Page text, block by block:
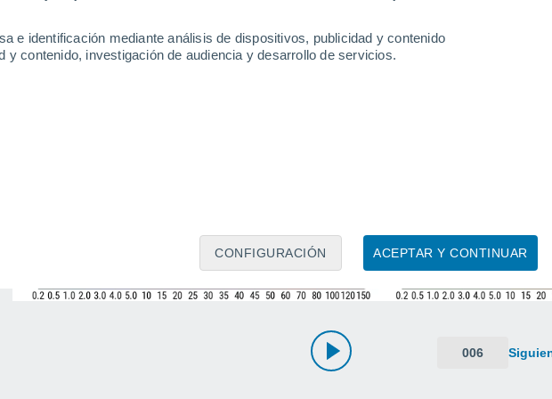
e identificación mediante análisis de dispositivos, publicidad y contenido
y contenido, investigación de audiencia y desarrollo de servicios.
ACEPTAR Y CONTINUAR
CONFIGURACIÓN
006